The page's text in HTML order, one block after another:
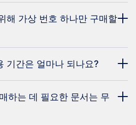
해 가상 번호 하나만 구매할
기간은 얼마나 되나요?
하는 데 필요한 문서는 무